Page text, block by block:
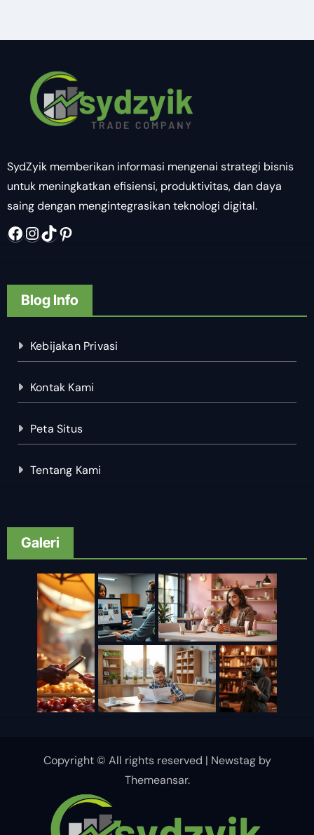
SydZyik memberikan informasi mengenai strategi bisnis
untuk meningkatkan efisiensi, produktivitas, dan daya
saing dengan mengintegrasikan teknologi digital.
Facebook
Instagram
TikTok
Pinterest
Blog Info
Kebijakan Privasi
Kontak Kami
Peta Situs
Tentang Kami
Galeri
Copyright © All rights reserved | Newstagby
Themeansar.